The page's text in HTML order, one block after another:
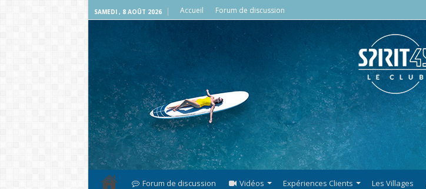
SAMEDI , 8 AOÛT 2026 Accueil Forum de discussion
Forum de discussion Vidéos Expériences Clients Les Villages